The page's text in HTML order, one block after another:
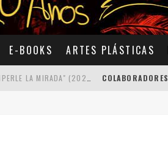
E-BOOKS ARTES PLÁSTICAS
COLABORADORES